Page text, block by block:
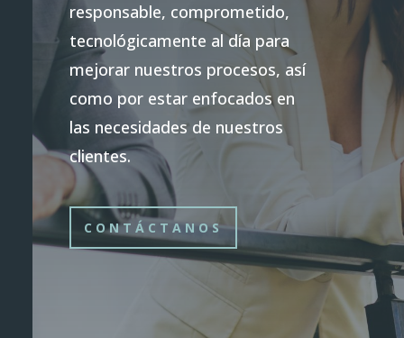
responsable, comprometido,
tecnológicamente al día para
mejorar nuestros procesos, así
como por estar enfocados en
las necesidades de nuestros
clientes.
CONTÁCTANOS